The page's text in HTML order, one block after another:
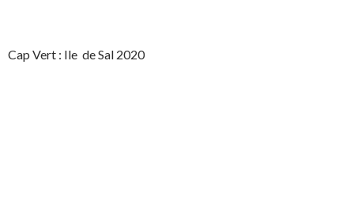
Cap Vert : Ile de Sal 2020